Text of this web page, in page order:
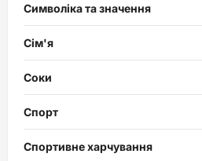
Символіка та значення
Сім'я
Соки
Спорт
Спортивне харчування